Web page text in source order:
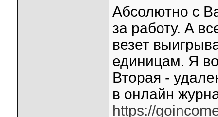
Абсолютно с
за работу. А
везет
единицам. Я
Вторая -
в онлайн
https://